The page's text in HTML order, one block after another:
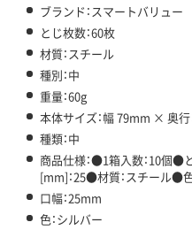
ブランド：スマートバリュー
とじ枚数：60枚
材質：スチール
種別：中
重量：60g
本体サイズ：幅 79mm × 奥
種類：中
商品仕様：●1箱入数：10個●
[mm]：25●材質：スチール●
口幅：25mm
色：シルバー